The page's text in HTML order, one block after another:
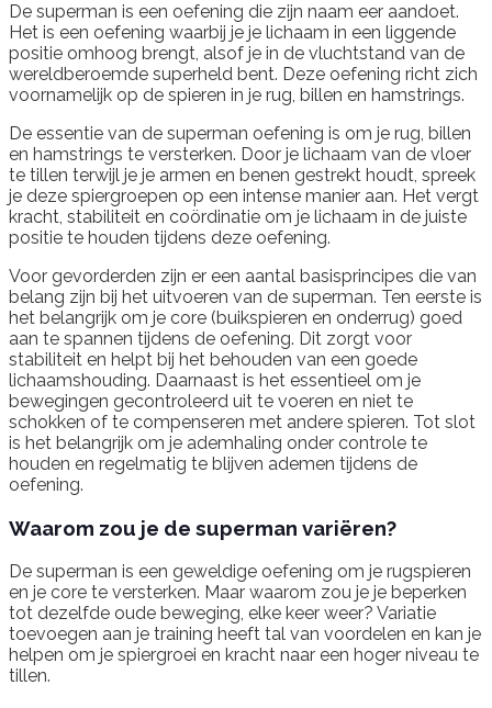
De superman is een oefening die zijn naam eer aandoet.
Het is een oefening waarbij je je lichaam in een liggende
positie omhoog brengt, alsof je in de vluchtstand van de
wereldberoemde superheld bent. Deze oefening richt zich
voornamelijk op de spieren in je rug, billen en hamstrings.
De essentie van de superman oefening is om je rug, billen
en hamstrings te versterken. Door je lichaam van de vloer
te tillen terwijl je je armen en benen gestrekt houdt, spreek
je deze spiergroepen op een intense manier aan. Het vergt
kracht, stabiliteit en coördinatie om je lichaam in de juiste
positie te houden tijdens deze oefening.
Voor gevorderden zijn er een aantal basisprincipes die van
belang zijn bij het uitvoeren van de superman. Ten eerste is
het belangrijk om je core (buikspieren en onderrug) goed
aan te spannen tijdens de oefening. Dit zorgt voor
stabiliteit en helpt bij het behouden van een goede
lichaamshouding. Daarnaast is het essentieel om je
bewegingen gecontroleerd uit te voeren en niet te
schokken of te compenseren met andere spieren. Tot slot
is het belangrijk om je ademhaling onder controle te
houden en regelmatig te blijven ademen tijdens de
oefening.
Waarom zou je de superman variëren?
De superman is een geweldige oefening om je rugspieren
en je core te versterken. Maar waarom zou je je beperken
tot dezelfde oude beweging, elke keer weer? Variatie
toevoegen aan je training heeft tal van voordelen en kan je
helpen om je spiergroei en kracht naar een hoger niveau te
tillen.